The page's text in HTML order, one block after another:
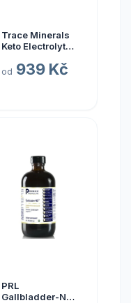
Trace Minerals
Keto Electrolyte
elektrolyty v
od 939 Kč
PRL
Gallbladder-ND,